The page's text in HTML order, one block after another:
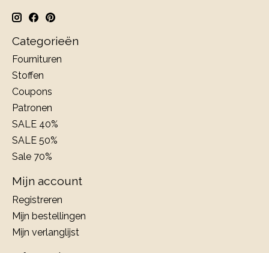
Categorieën
Fournituren
Stoffen
Coupons
Patronen
SALE 40%
SALE 50%
Sale 70%
Mijn account
Registreren
Mijn bestellingen
Mijn verlanglijst